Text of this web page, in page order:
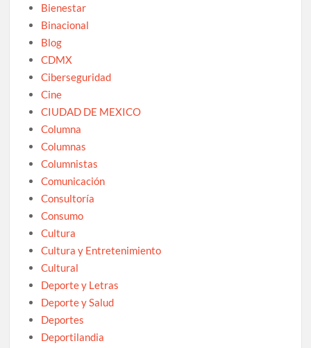
Bienestar
Binacional
Blog
CDMX
Ciberseguridad
Cine
CIUDAD DE MEXICO
Columna
Columnas
Columnistas
Comunicación
Consultoría
Consumo
Cultura
Cultura y Entretenimiento
Cultural
Deporte y Letras
Deporte y Salud
Deportes
Deportilandia